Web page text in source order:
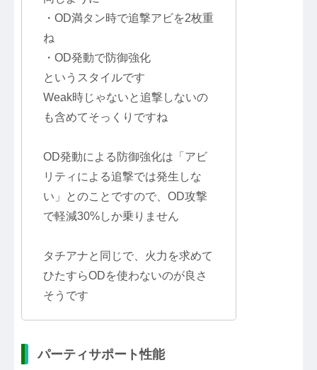
・OD満タン時で追撃アビを2枚重
ね
・OD発動で防御強化
というスタイルです
Weak時じゃないと追撃しないの
も含めてそっくりですね
OD発動による防御強化は「アビ
リティによる追撃では発生しな
い」とのことですので、OD攻撃
で軽減30%しか乗りません
タチアナと同じで、火力を求めて
ひたすらODを使わないのが良さ
そうです
パーティサポート性能